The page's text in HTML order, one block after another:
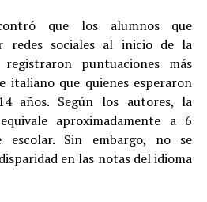
que los alumnos que
redes sociales al inicio de la
registraron puntuaciones más
italiano que quienes esperaron
años. Según los autores, la
aproximadamente a 6
escolar. Sin embargo, no se
en las notas del idioma